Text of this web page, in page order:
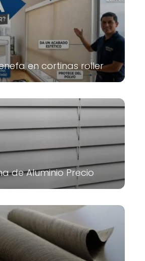
en cortinas roller
de Aluminio Precio